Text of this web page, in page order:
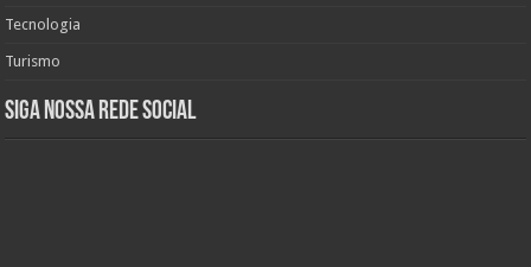
Tecnologia
Turismo
Siga nossa rede social